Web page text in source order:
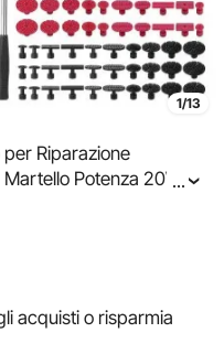
1/13
per Riparazione
Potenza 20W
Officina Fai-da-
...
acquisti o risparmia